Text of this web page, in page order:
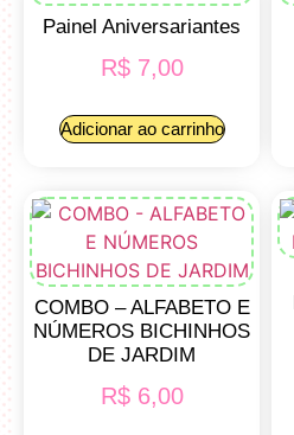
Painel Aniversariantes
R$7,00
Adicionar ao carrinho
COMBO – ALFABETO E
NÚMEROS BICHINHOS
DE JARDIM
R$6,00